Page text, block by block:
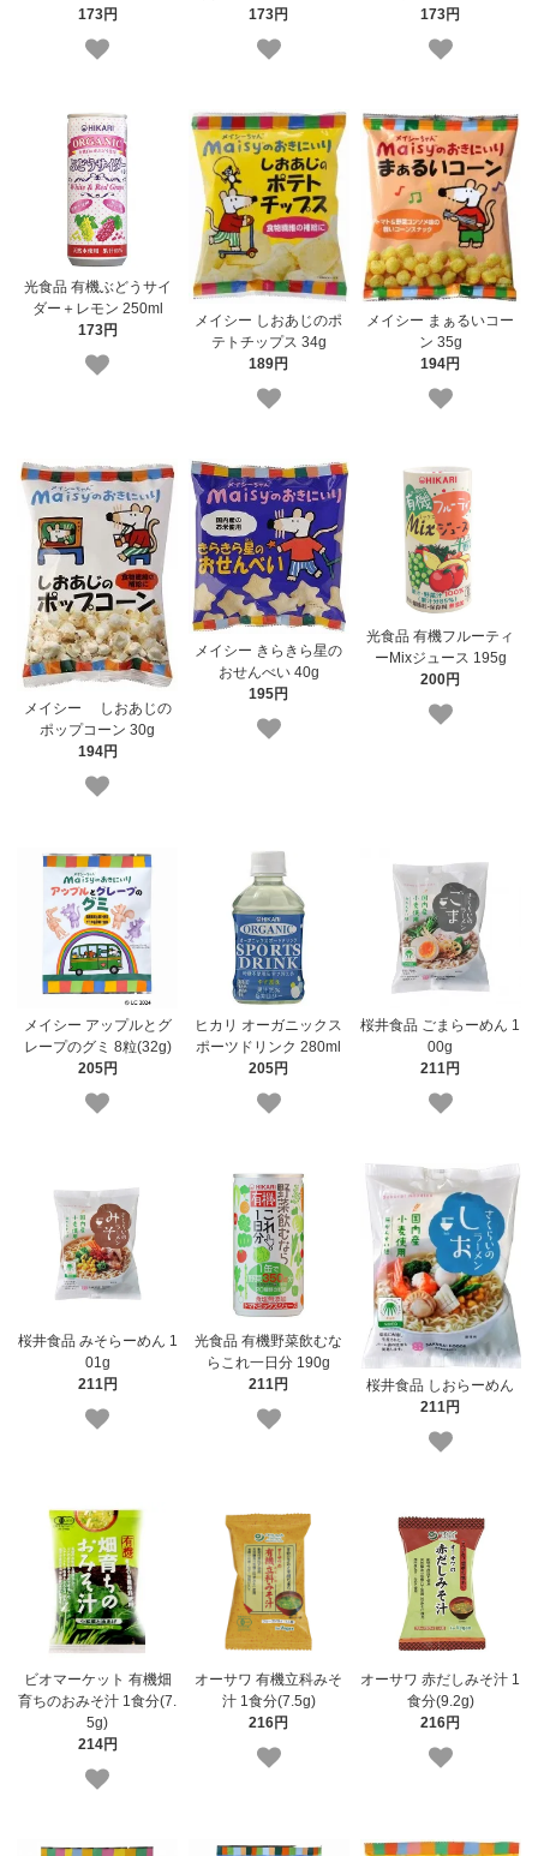
173円
173円
173円
光食品 有機ぶどうサイ
ダー＋レモン 250ml
173円
メイシー しおあじのポ
テトチップス 34g
189円
メイシー まぁるいコー
ン 35g
194円
メイシー しおあじの
ポップコーン 30g
194円
メイシー きらきら星の
おせんべい 40g
195円
光食品 有機フルーティ
ーMixジュース 195g
200円
メイシー アップルとグ
レープのグミ 8粒(32g)
205円
ヒカリ オーガニックス
ポーツドリンク 280ml
205円
桜井食品 ごまらーめん 1
00g
211円
桜井食品 みそらーめん 1
01g
211円
光食品 有機野菜飲むな
らこれ一日分 190g
211円
桜井食品 しおらーめん
211円
ビオマーケット 有機畑
育ちのおみそ汁 1食分(7.
5g)
214円
オーサワ 有機立科みそ
汁 1食分(7.5g)
216円
オーサワ 赤だしみそ汁 1
食分(9.2g)
216円